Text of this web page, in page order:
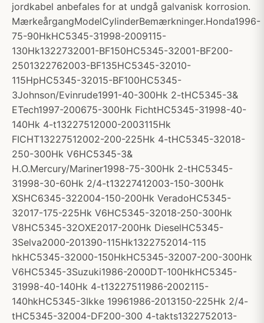
jordkabel anbefales for at undgå galvanisk korrosion.
MærkeårgangModelCylinderBemærkninger.Honda1996-
75-90HkHC5345-31998-2009115-
130Hk1322732001-BF150HC5345-32001-BF200-
2501322762003-BF135HC5345-32010-
115HpHC5345-32015-BF100HC5345-
3Johnson/Evinrude1991-40-300Hk 2-tHC5345-3&
ETech1997-200675-300Hk FichtHC5345-31998-40-
140Hk 4-t13227512000-2003115Hk
FICHT13227512002-200-225Hk 4-tHC5345-32018-
250-300Hk V6HC5345-3&
H.O.Mercury/Mariner1998-75-300Hk 2-tHC5345-
31998-30-60Hk 2/4-t13227412003-150-300Hk
XSHC6345-322004-150-200Hk VeradoHC5345-
32017-175-225Hk V6HC5345-32018-250-300Hk
V8HC5345-32OXE2017-200Hk DieselHC5345-
3Selva2000-201390-115Hk1322752014-115
hkHC5345-32000-150HkHC5345-32007-200-300Hk
V6HC5345-3Suzuki1986-2000DT-100HkHC5345-
31998-40-140Hk 4-t13227511986-2002115-
140hkHC5345-3Ikke 19961986-2013150-225Hk 2/4-
tHC5345-32004-DF200-300 4-takts1322752013-